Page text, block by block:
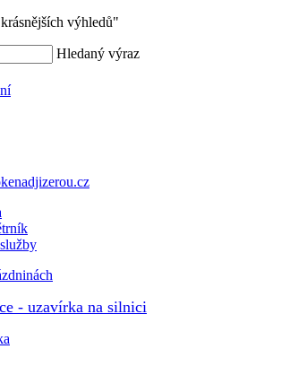
výhledů"
Hledaný výraz
- uzavírka na silnici